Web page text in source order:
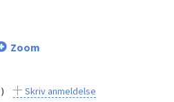
Zoom
Skriv anmeldelse